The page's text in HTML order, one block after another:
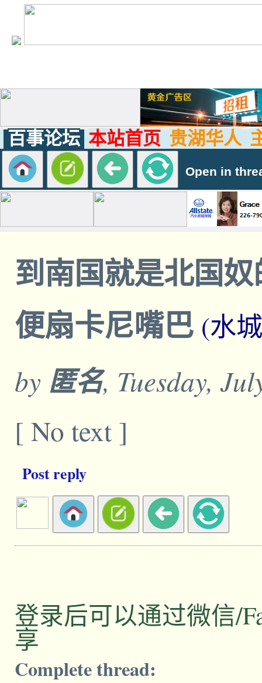
百事论坛 本站首页 贵湖华人
Open in
到南国就是北国
便扇卡尼嘴巴 (水
by 匿名, Tuesday,
[ No text ]
Post reply
登录后可以通过微信/
享
Complete thread: